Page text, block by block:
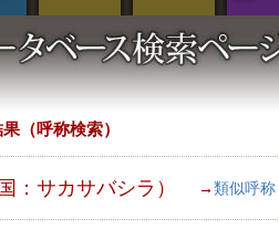
（呼称検索）
：サカサバシラ） → 類似呼称